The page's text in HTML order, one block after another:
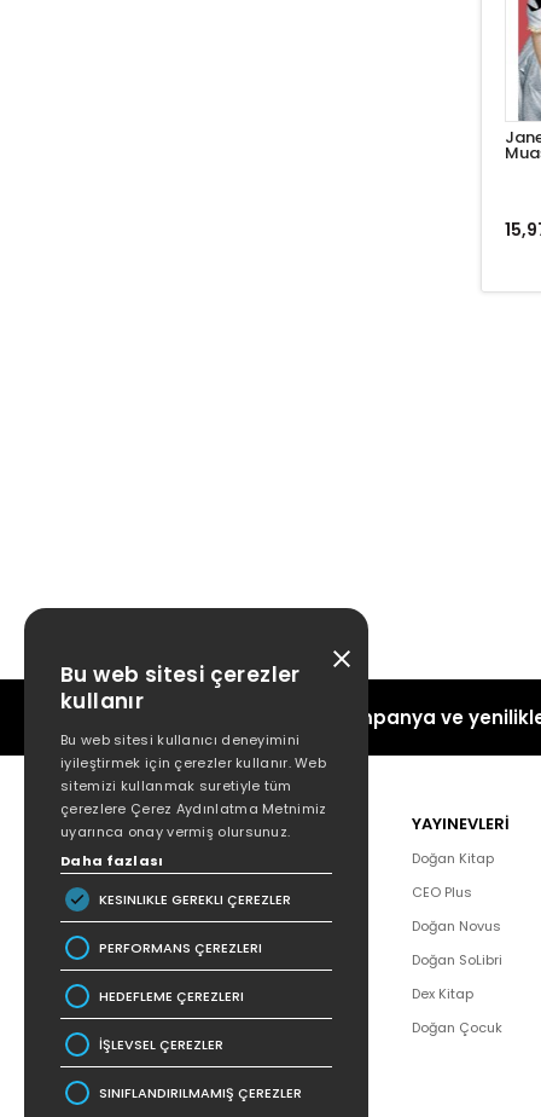
Gamze Erükçü Akbaş
Gülsüm Kav
Güven Gürkan Öztan
Daha fazlası...
Kampanya ve
POPÜLER
Hakkımızda
Yazar Listesi
İletişim
Bizden Haberler
YAYINEVLERİ
Doğan Kitap
CEO Plus
Doğan Novus
Doğan SoLibri
Dex Kitap
Doğan Çocuk
Bu web sitesi çerezler
kullanır
Bu web sitesi kullanıcı deneyimini
iyileştirmek için çerezler kullanır. Web
sitemizi kullanmak suretiyle tüm
çerezlere Çerez Aydınlatma Metnimiz
uyarınca onay vermiş olursunuz.
Daha fazlası
KESINLIKLE GEREKLI ÇEREZLER
PERFORMANS ÇEREZLERI
HEDEFLEME ÇEREZLERI
İŞLEVSEL ÇEREZLER
SINIFLANDIRILMAMIŞ ÇEREZLER